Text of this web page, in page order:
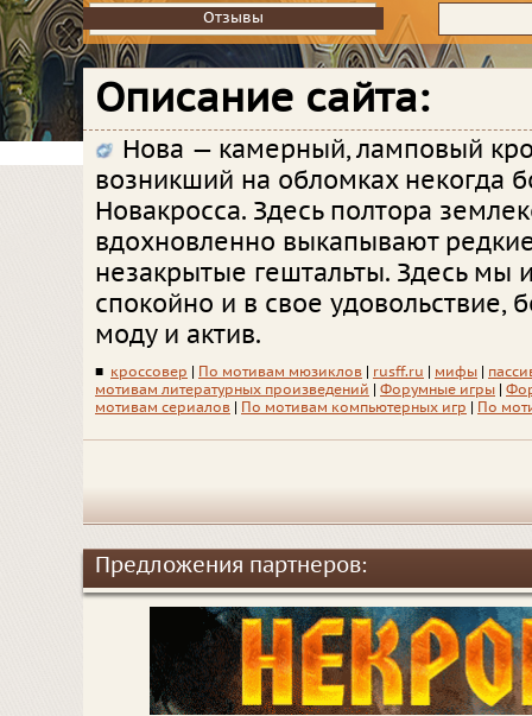
Отзывы
Отзывы
Описание сайта:
Нова — камерный, ламповый
возникший на обломках некогда
Новакросса. Здесь полтора
вдохновленно выкапывают
незакрытые гештальты. Здесь мы
спокойно и в свое удовольствие,
моду и актив.
■ кроссовер По мотивам мюзиклов rusff.ru мифы
мотивам литературных произведений
Форумные игры
мотивам сериалов
По мотивам компьютерных игр По
Предложения партнеров: